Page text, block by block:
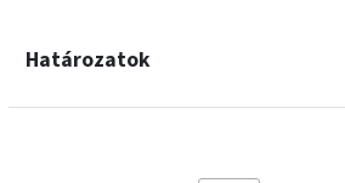
Határozatok